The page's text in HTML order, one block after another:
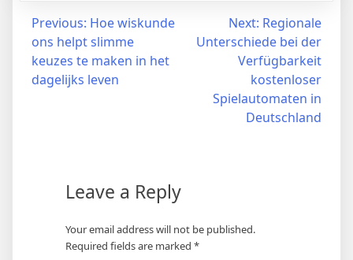
Post
navigation
Previous: Hoe wiskunde
ons helpt slimme
keuzes te maken in het
dagelijks leven
Next: Regionale
Unterschiede bei der
Verfügbarkeit
kostenloser
Spielautomaten in
Deutschland
Leave a Reply
Your email address will not be published.
Required fields are marked *